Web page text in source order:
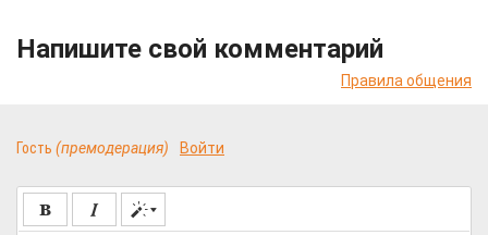
Напишите свой комментарий
Правила общения
Гость (премодерация) Войти